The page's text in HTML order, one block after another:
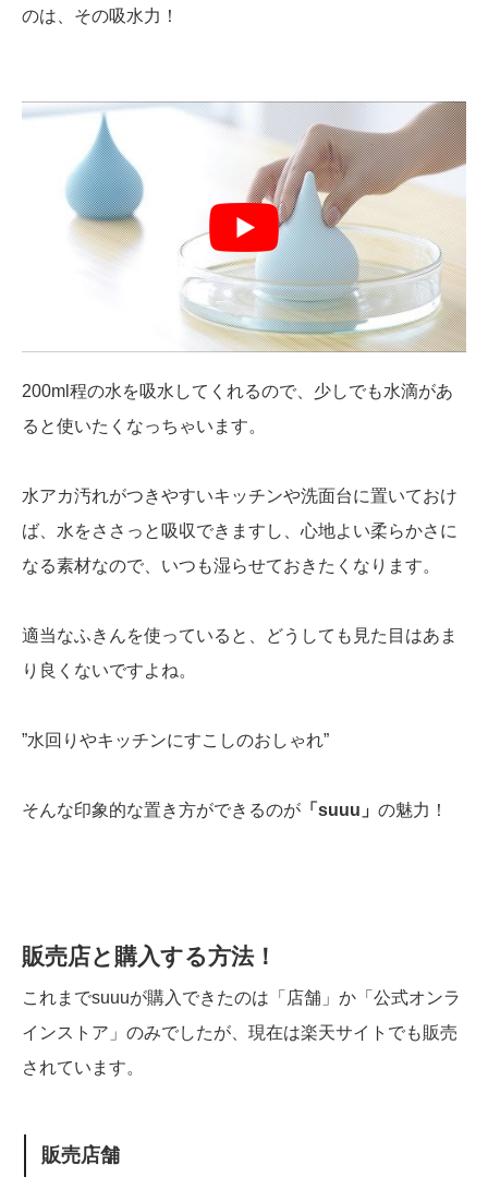
のは、その吸水力！
200ml程の水を吸水してくれるので、少しでも水滴があ
ると使いたくなっちゃいます。
水アカ汚れがつきやすいキッチンや洗面台に置いておけ
ば、水をささっと吸収できますし、心地よい柔らかさに
なる素材なので、いつも湿らせておきたくなります。
適当なふきんを使っていると、どうしても見た目はあま
り良くないですよね。
”水回りやキッチンにすこしのおしゃれ”
そんな印象的な置き方ができるのが 「suuu」 の魅力！
販売店と購入する方法！
これまでsuuuが購入できたのは「店舗」か「公式オンラ
インストア」のみでしたが、現在は楽天サイトでも販売
されています。
販売店舗